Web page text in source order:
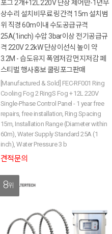
포그 2개+12L 220V 단상 제어반-1년무
상수리 설치비무료 링간격 15m 설치범
위 직경 60m이내 수도공급규격
25A(1inch) 수압 3bar이상 전기공급규
격 220V 2.2kW 단상이선식 높이 약
3.2M - 습도유지 폭염저감 먼지저감 페
스티벌 행사홍보 쿨링포그판매
[Manufactured & Sold] FEC-RF001 Ring
Cooling Fog 2 RingS Fog + 12L 220V
Single-Phase Control Panel - 1 year free
repairs, free installation, Ring Spacing
15m, Installation Range (Diameter within
60m), Water Supply Standard 25A (1
inch), Water Pressure 3 b
견적문의
8위